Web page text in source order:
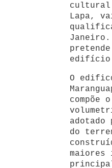
cultural
Lapa,
Janeiro.
edifício
O
compõe
do
maiores